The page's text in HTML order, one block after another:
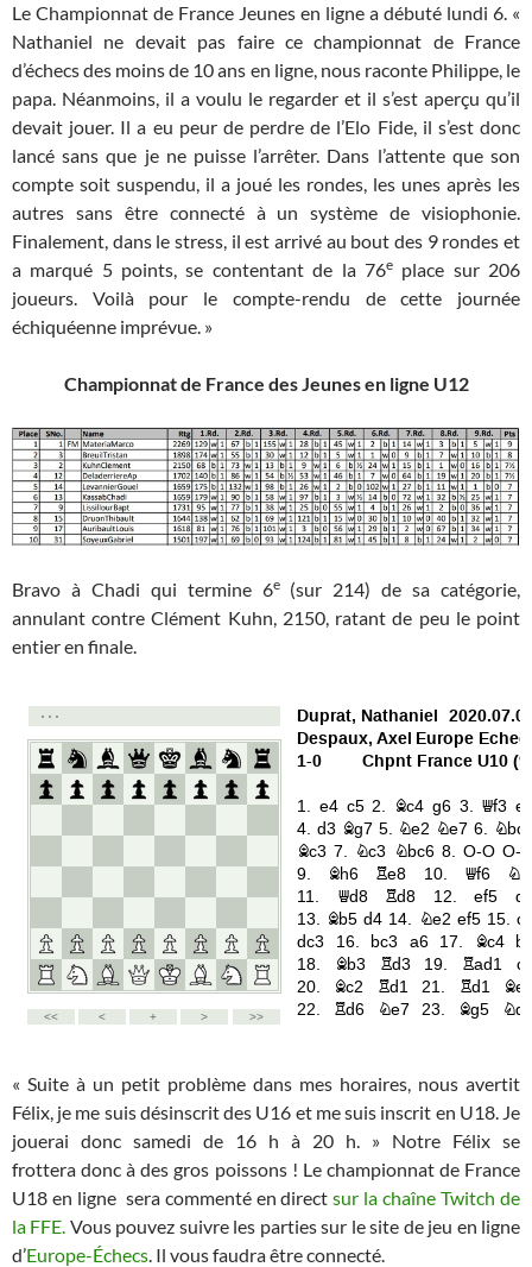
Le Championnat de France Jeunes en ligne a débuté lundi 6. «
Nathaniel ne devait pas faire ce championnat de France
d’échecs des moins de 10 ans en ligne, nous raconte Philippe, le
papa. Néanmoins, il a voulu le regarder et il s’est aperçu qu’il
devait jouer. Il a eu peur de perdre de l’Elo Fide, il s’est donc
lancé sans que je ne puisse l’arrêter. Dans l’attente que son
compte soit suspendu, il a joué les rondes, les unes après les
autres sans être connecté à un système de visiophonie.
Finalement, dans le stress, il est arrivé au bout des 9 rondes et
a marqué 5 points, se contentant de la 76eplace sur 206
joueurs. Voilà pour le compte-rendu de cette journée
échiquéenne imprévue. »
Championnat de France des Jeunes en ligne U12
Bravo à Chadi qui termine 6e(sur 214) de sa catégorie,
annulant contre Clément Kuhn, 2150, ratant de peu le point
entier en finale.
« Suite à un petit problème dans mes horaires, nous avertit
Félix, je me suis désinscrit des U16 et me suis inscrit en U18. Je
jouerai donc samedi de 16 h à 20 h. » Notre Félix se
frottera donc à des gros poissons ! Le championnat de France
U18 en ligne sera commenté en directsur la chaîne Twitch de
la FFE. Vous pouvez suivre les parties sur le site de jeu en ligne
d’Europe-Échecs . Il vous faudra être connecté.